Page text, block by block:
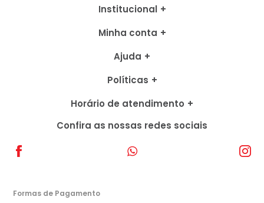
Institucional
Minha conta
Ajuda
Políticas
Horário de atendimento
Confira as nossas redes sociais
Formas de Pagamento